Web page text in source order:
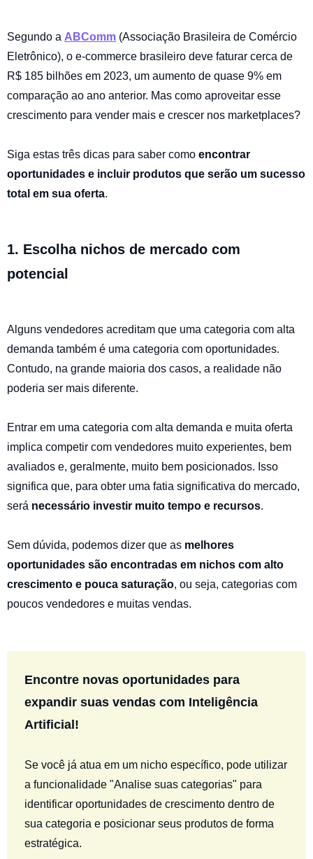
Segundo a ABComm (Associação Brasileira de Comércio
Eletrônico), o e-commerce brasileiro deve faturar cerca de
R$ 185 bilhões em 2023, um aumento de quase 9% em
comparação ao ano anterior. Mas como aproveitar esse
crescimento para vender mais e crescer nos marketplaces?
Siga estas três dicas para saber como encontrar
oportunidades e incluir produtos que serão um sucesso
total em sua oferta.
1. Escolha nichos de mercado com
potencial
Alguns vendedores acreditam que uma categoria com alta
demanda também é uma categoria com oportunidades.
Contudo, na grande maioria dos casos, a realidade não
poderia ser mais diferente.
Entrar em uma categoria com alta demanda e muita oferta
implica competir com vendedores muito experientes, bem
avaliados e, geralmente, muito bem posicionados. Isso
significa que, para obter uma fatia significativa do mercado,
será necessário investir muito tempo e recursos.
Sem dúvida, podemos dizer que as melhores
oportunidades são encontradas em nichos com alto
crescimento e pouca saturação, ou seja, categorias com
poucos vendedores e muitas vendas.
Encontre novas oportunidades para
expandir suas vendas com Inteligência
Artificial!
Se você já atua em um nicho específico, pode utilizar
a funcionalidade "Analise suas categorias" para
identificar oportunidades de crescimento dentro de
sua categoria e posicionar seus produtos de forma
estratégica.